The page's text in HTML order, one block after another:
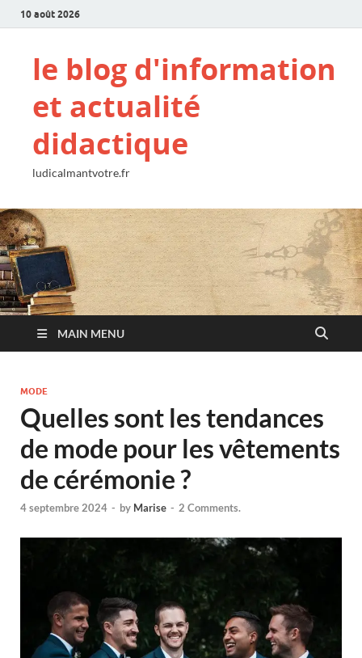
10 août 2026
le blog d'information
et actualité
didactique
ludicalmantvotre.fr
MAIN MENU
MODE
Quelles sont les tendances
de mode pour les vêtements
de cérémonie ?
4 septembre 2024 - by Marise - 2 Comments.